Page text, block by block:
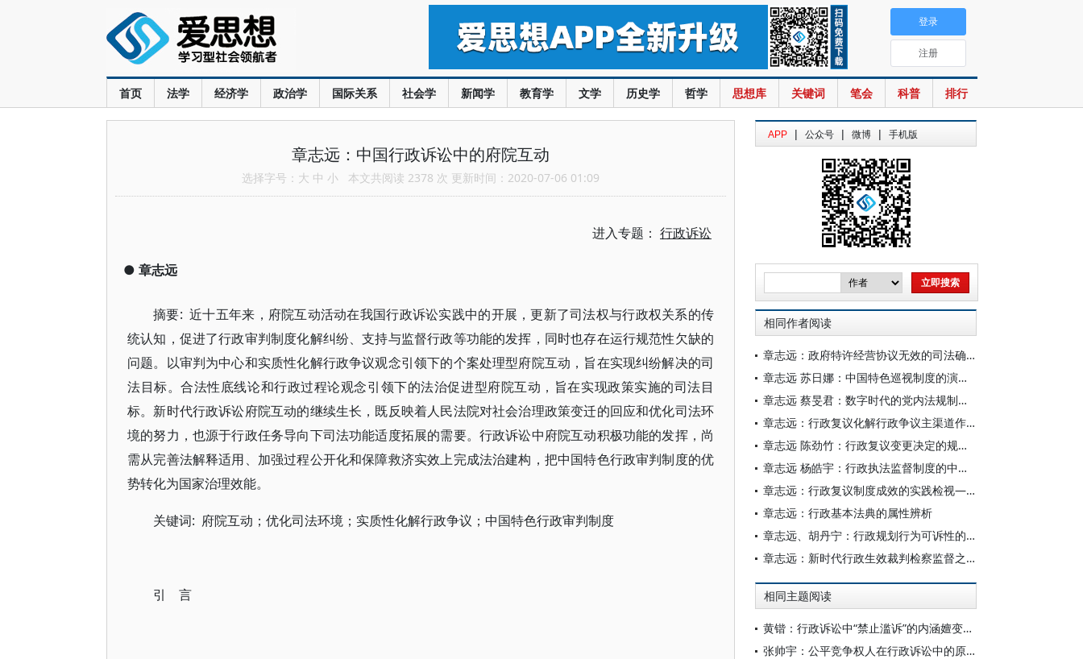
首页 法学 经济学 政治学 国际关系 社会学 新闻学 教育学 文学 历史学 哲学 思想库 关键词 笔会 科普 排行
登录
注册
章志远：中国行政诉讼中的府院互动
选择字号： 大 中 小 本文共阅读 2378 次 更新时间：2020-07-06 01:09
进入专题： 行政诉讼
● 章志远
摘要: 近十五年来，府院互动活动在我国行政诉讼实践中的开展，更新了司法权与行政权关系的传
统认知，促进了行政审判制度化解纠纷、支持与监督行政等功能的发挥，同时也存在运行规范性欠缺的
问题。以审判为中心和实质性化解行政争议观念引领下的个案处理型府院互动，旨在实现纠纷解决的司
法目标。合法性底线论和行政过程论观念引领下的法治促进型府院互动，旨在实现政策实施的司法目
标。新时代行政诉讼府院互动的继续生长，既反映着人民法院对社会治理政策变迁的回应和优化司法环
境的努力，也源于行政任务导向下司法功能适度拓展的需要。行政诉讼中府院互动积极功能的发挥，尚
需从完善法解释适用、加强过程公开化和保障救济实效上完成法治建构，把中国特色行政审判制度的优
势转化为国家治理效能。
关键词: 府院互动；优化司法环境；实质性化解行政争议；中国特色行政审判制度
引 言
APP | 公众号 | 微博 | 手机版
相同作者阅读
章志远：政府特许经营协议无效的司法确认
章志远 苏日娜：中国特色巡视制度的演进、实效与展望
章志远 蔡旻君：数字时代的党内法规制度建设：挑战与回应
章志远：行政复议化解行政争议主渠道作用的实现进路
章志远 陈劲竹：行政复议变更决定的规范解释
章志远 杨皓宇：行政执法监督制度的中国图景
章志远：行政复议制度成效的实践检视——以司法部37个典型案例为分析样本
章志远：行政基本法典的属性辨析
章志远、胡丹宁：行政规划行为可诉性的类型化研究——以“湛江喜强公司案”为分析中心
章志远：新时代行政生效裁判检察监督之道
相同主题阅读
黄锴：行政诉讼中“禁止滥诉”的内涵嬗变及其制度逻辑
张帅宇：公平竞争权人在行政诉讼中的原告资格判定